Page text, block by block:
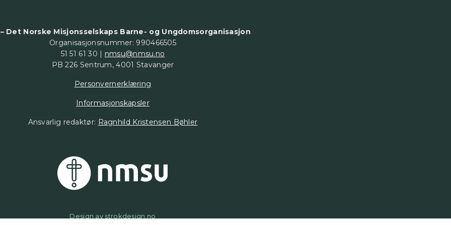
– Det Norske Misjonsselskaps Barne- og Ungdomsorganisasjon
Organisasjonsnummer: 990466505
51 51 61 30 | nmsu@nmsu.no
PB 226 Sentrum, 4001 Stavanger
Personvernerklæring
Informasjonskapsler
Ansvarlig redaktør: Ragnhild Kristensen Bøhler
Design av strokdesign.no